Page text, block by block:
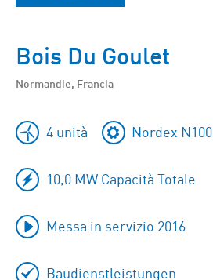
Bois Du Goulet
Normandie, Francia
4 unità Nordex N100
10,0 MW Capacità Totale
Messa in servizio 2016
Baudienstleistungen